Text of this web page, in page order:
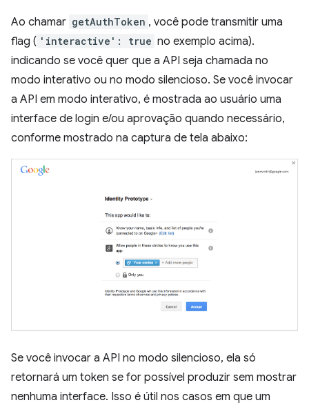
Ao chamar getAuthToken , você pode transmitir uma
flag ( 'interactive': true no exemplo acima).
indicando se você quer que a API seja chamada no
modo interativo ou no modo silencioso. Se você invocar
a API em modo interativo, é mostrada ao usuário uma
interface de login e/ou aprovação quando necessário,
conforme mostrado na captura de tela abaixo:
Se você invocar a API no modo silencioso, ela só
retornará um token se for possível produzir sem mostrar
nenhuma interface. Isso é útil nos casos em que um